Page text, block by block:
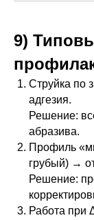
9)
Струйка по
адгезия.
Решение:
абразива.
Профиль
грубый) →
Решение:
Работа при